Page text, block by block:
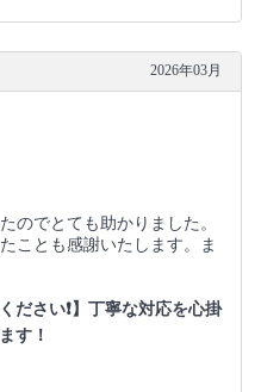
2026年03月
のでとても助かりました。
ことも感謝いたします。ま
ださい❗️】丁寧な対応を心掛
す！